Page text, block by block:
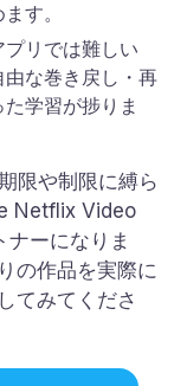
す。
プリでは難しい
由な巻き戻し・再
学習が捗りま
限や制限に縛ら
Netflix Video
ーになりま
の作品を実際に
てみてくださ